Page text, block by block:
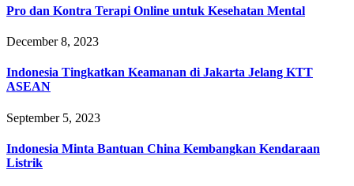
Pro dan Kontra Terapi Online untuk Kesehatan Mental
December 8, 2023
Indonesia Tingkatkan Keamanan di Jakarta Jelang KTT
ASEAN
September 5, 2023
Indonesia Minta Bantuan China Kembangkan Kendaraan
Listrik